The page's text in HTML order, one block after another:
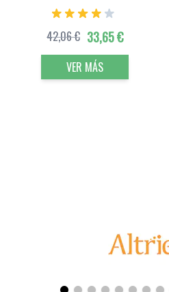
33,65 €
42,06 €
VER MÁS